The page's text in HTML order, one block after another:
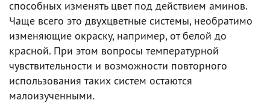
способных изменять цвет под действием аминов.
Чаще всего это двухцветные системы, необратимо
изменяющие окраску, например, от белой до
красной. При этом вопросы температурной
чувствительности и возможности повторного
использования таких систем остаются
малоизученными.